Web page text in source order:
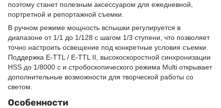
поэтому станет полезным аксессуаром для ежедневной,
портретной и репортажной съемки.
В ручном режиме мощность вспышки регулируется в
диапазоне от 1/1 до 1/128 с шагом 1/3 ступени, что позволяет
точно настроить освещение под конкретные условия съемки.
Поддержка E-TTL / E-TTL II, высокоскоростной синхронизации
HSS до 1/8000 с и стробоскопического режима Multi открывает
дополнительные возможности для творческой работы со
светом.
Особенности